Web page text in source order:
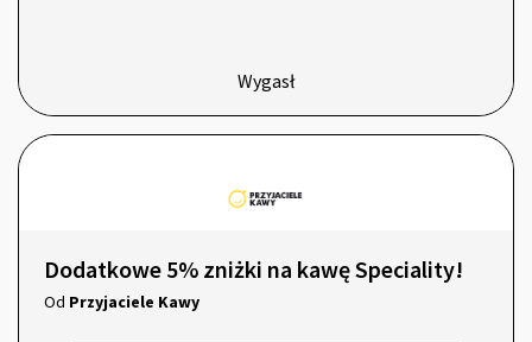
Wygasł
Dodatkowe 5% zniżki na kawę Speciality!
Od Przyjaciele Kawy